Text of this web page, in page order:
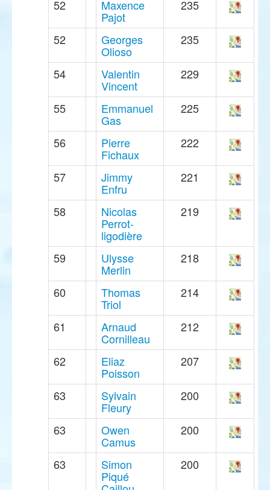
52 Maxence
Pajot
235
52 Georges
Olioso
235
54 Valentin
Vincent
229
55 Emmanuel
Gas
225
56 Pierre
Fichaux
222
57 Jimmy
Enfru
221
58 Nicolas
Perrot-
ligodière
219
59 Ulysse
Merlin
218
60 Thomas
Triol
214
61 Arnaud
Cornilleau
212
62 Eliaz
Poisson
207
63 Sylvain
Fleury
200
63 Owen
Camus
200
63 Simon
Piqué
200